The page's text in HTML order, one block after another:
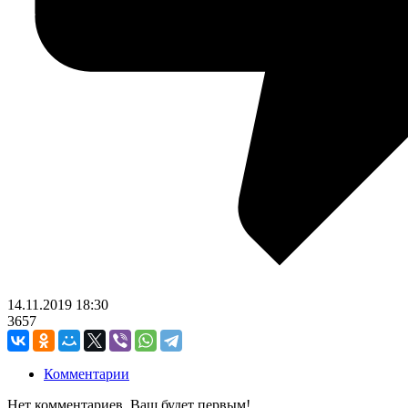
14.11.2019 18:30
3657
Комментарии
Нет комментариев. Ваш будет первым!